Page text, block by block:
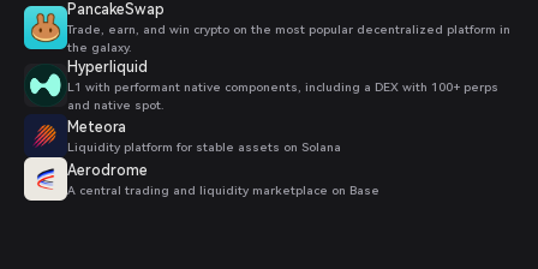
PancakeSwap
Trade, earn, and win crypto on the most popular decentralized platform in
the galaxy.
Hyperliquid
L1 with performant native components, including a DEX with 100+ perps
and native spot.
Meteora
Liquidity platform for stable assets on Solana
Aerodrome
A central trading and liquidity marketplace on Base